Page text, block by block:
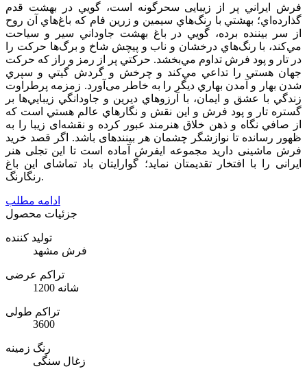
فرش ايراني پر از زيبایی سحرگونه است، گويي در بهشت قدم
گذارده‌اي؛ بهشتي با رنگ‌هاي سيمين و زرين فام كه باغ‌هاي آن روح
از سر بيننده برده، ‌گويي در باغ بهشت جاوداني سير و سياحت
مي‌كند، با رنگ‌هاي درخشان و ناب و پیچش شاخ و برگ‌ها حركت را
در تار و پود فرش تداوم مي‌بخشد. حركتي پر از رمز و راز كه حركت
جهان هستي را تداعي مي‌كند و چرخش و گردش گيتي و سپري
شدن بهار و آمدن بهاري ديگر را به خاطر می‌آورد. زمزمه پرطراوت
زندگي با عشق و ايمان، با آرزوهاي ديرين و جاودانگي زيبايي‌ها بر
گستره تار و پود فرش و اين نقش و نگارهاي عالم هستي است كه
از صافي نگاه و ذهن خلاق هنرمند عبور كرده و نقشه‌ای زیبا را به
ظهور رسانده تا نوازشگر چشمان هر بیننده­ای باشد. اگر قصد خرید
فرش ماشینی دارید مجموعه ایفرش آماده است تا این تجلی هنر
ایرانی را با افتخار تقدیمتان نماید؛ گوارایتان باد تماشای این باغ
رنگارنگ.
ادامه مطلب
جزئیات محصول
تولید کننده
فرش مشهد
تراکم عرضی
1200 شانه
تراکم طولی
3600
رنگ زمینه
زغال سنگی